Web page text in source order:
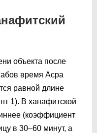
объекта после
время Асра
равной длине
1). В ханафитской
(коэффициент
в 30–60 минут, а